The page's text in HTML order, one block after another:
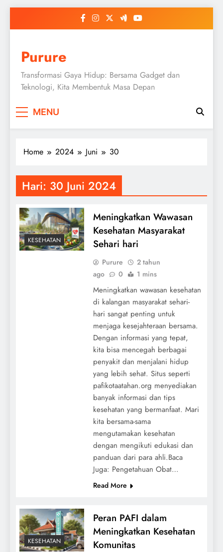
Purure
Transformasi Gaya Hidup: Bersama Gadget dan
Teknologi, Kita Membentuk Masa Depan
MENU
Home 2024 Juni 30
Hari: 30 Juni 2024
KESEHATAN
Meningkatkan Wawasan
Kesehatan Masyarakat
Sehari hari
Purure
2 tahun
ago
0 1 mins
Meningkatkan wawasan kesehatan
di kalangan masyarakat sehari-
hari sangat penting untuk
menjaga kesejahteraan bersama.
Dengan informasi yang tepat,
kita bisa mencegah berbagai
penyakit dan menjalani hidup
yang lebih sehat. Situs seperti
pafikotaatahan.org menyediakan
banyak informasi dan tips
kesehatan yang bermanfaat. Mari
kita bersama-sama
mengutamakan kesehatan
dengan mengikuti edukasi dan
panduan dari para ahli.Baca
Juga: Pengetahuan Obat…
Read More
KESEHATAN
Peran PAFI dalam
Meningkatkan Kesehatan
Komunitas